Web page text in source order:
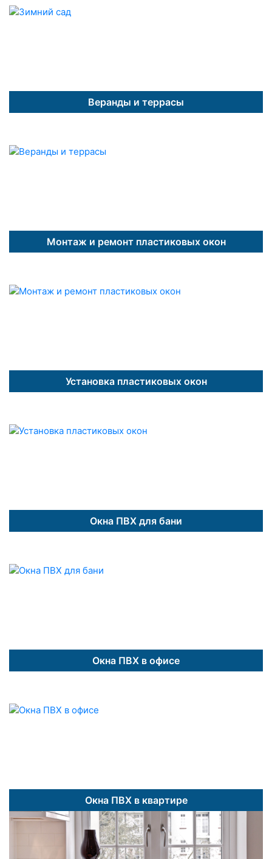
Веранды и террасы
Монтаж и ремонт пластиковых окон
Установка пластиковых окон
Окна ПВХ для бани
Окна ПВХ в офисе
Окна ПВХ в квартире